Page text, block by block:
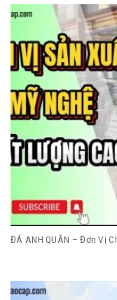
ĐÁ ANH QUÂN – Đơn Vị